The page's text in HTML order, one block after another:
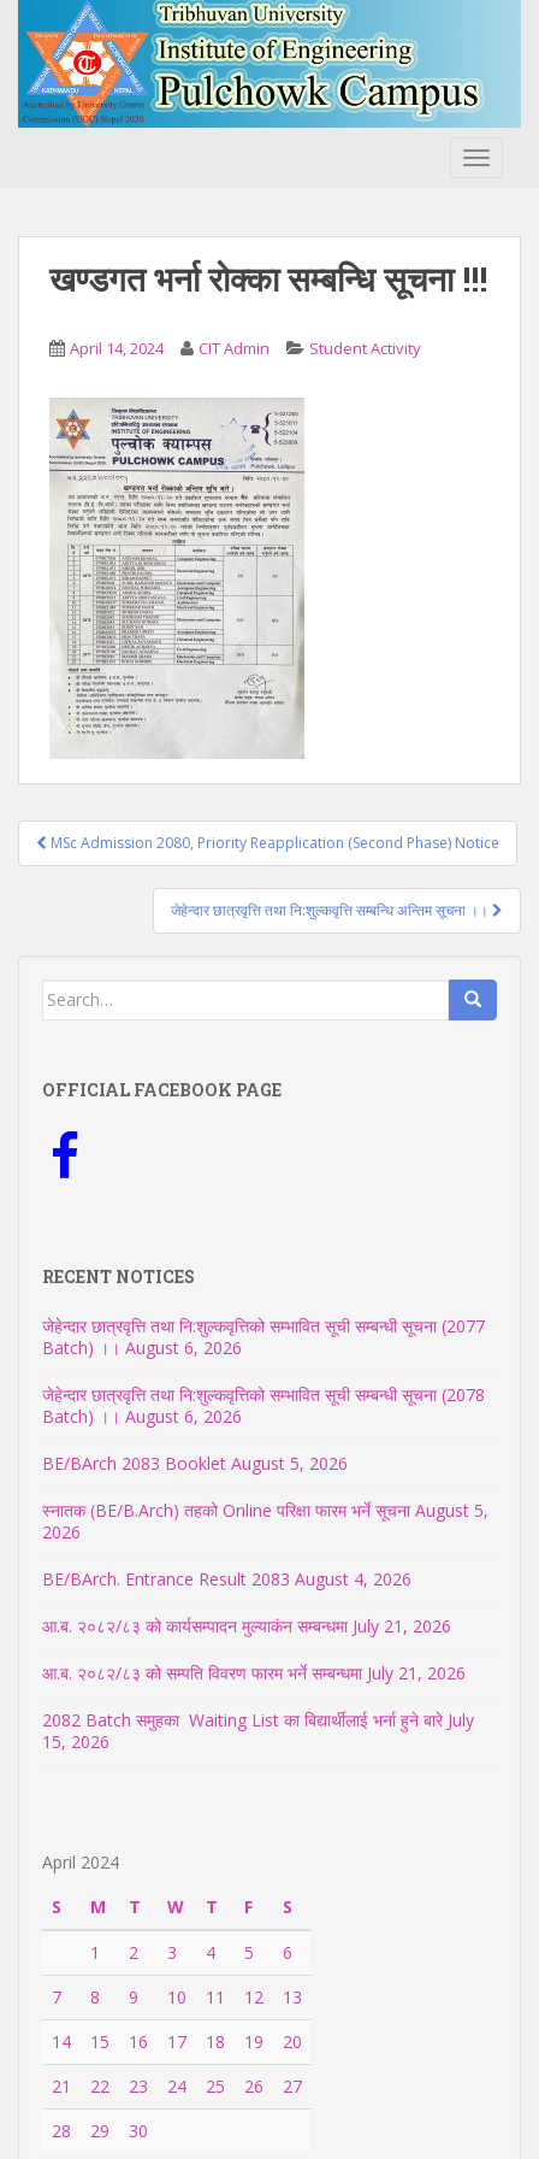
खण्डगत भर्ना रोक्का सम्बन्धि सूचना !!!
April 14, 2024 CIT Admin Student Activity
Post
navigation
MSc Admission 2080, Priority Reapplication (Second Phase) Notice
जेहेन्दार छात्रवृत्ति तथा नि:शुल्कवृत्ति सम्बन्धि अन्तिम सूचना ।।
Search
OFFICIAL FACEBOOK PAGE
RECENT NOTICES
जेहेन्दार छात्रवृत्ति तथा नि:शुल्कवृत्तिको सम्भावित सूची सम्बन्धी सूचना (2077
Batch) ।। August 6, 2026
जेहेन्दार छात्रवृत्ति तथा नि:शुल्कवृत्तिको सम्भावित सूची सम्बन्धी सूचना (2078
Batch) ।। August 6, 2026
BE/BArch 2083 Booklet August 5, 2026
स्नातक (BE/B.Arch) तहको Online परिक्षा फारम भर्ने सूचना August 5,
2026
BE/BArch. Entrance Result 2083 August 4, 2026
आ.ब. २०८२/८३ को कार्यसम्पादन मुल्याकंन सम्बन्धमा July 21, 2026
आ.ब. २०८२/८३ को सम्पति विवरण फारम भर्ने सम्बन्धमा July 21, 2026
2082 Batch समुहका Waiting List का बिद्यार्थीलाई भर्ना हुने बारे July
15, 2026
April 2024
S
M T W T F
S
1
2 3 4 5
6
7
8 9 10 11 12
13
14
15 16 17 18 19
20
21
22 23 24 25 26
27
28
29 30